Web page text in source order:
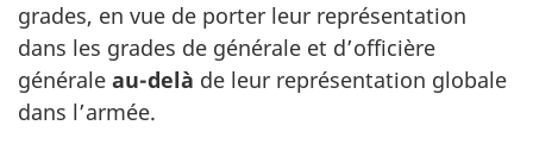
grades, en vue de porter leur représentation
dans les grades de générale et d’officière
générale au-delà de leur représentation globale
dans l’armée.